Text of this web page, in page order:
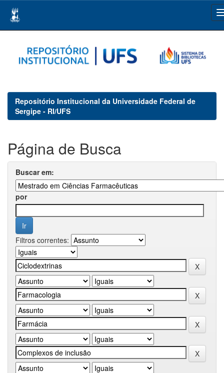
navigation
Repositório Institucional da Universidade Federal de
Sergipe - RI/UFS
Página de Busca
Buscar em:
por
Filtros correntes: